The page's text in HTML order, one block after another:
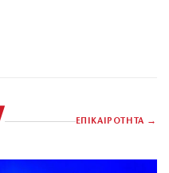
ΕΠΙΚΑΙΡΟΤΗΤΑ